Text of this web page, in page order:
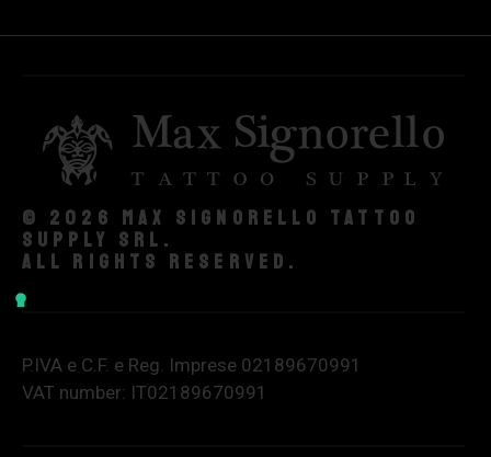
© 2026 Max Signorello Tattoo
supply srl.
All rights reserved.
P.IVA e C.F. e Reg. Imprese 02189670991
VAT number: IT02189670991